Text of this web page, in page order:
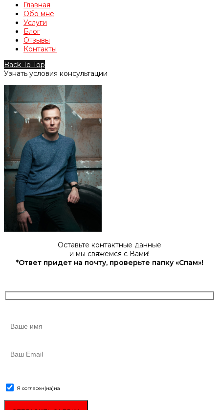
Главная
Обо мне
Услуги
Блог
Отзывы
Контакты
Back To Top
Узнать условия консультации
Оставьте контактные данные
и мы свяжемся с Вами!
*Ответ придет на почту, проверьте папку «Спам»!
Я согласен(на)на